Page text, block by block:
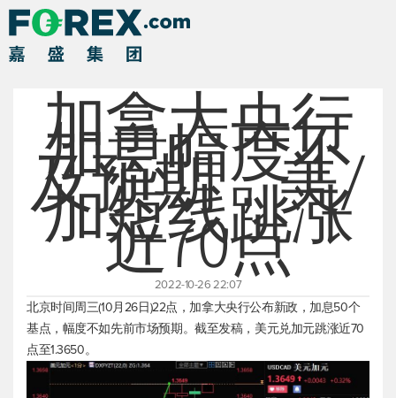
加拿大央行
加息幅度不
及预期，美/
加短线跳涨
近70点
2022-10-26 22:07
北京时间周三(10月26日)22点，加拿大央行公布新政，加息50个
基点，幅度不如先前市场预期。截至发稿， 美元兑加元跳涨近70
点至1.3650。